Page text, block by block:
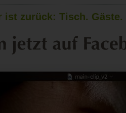
ist zurück: Tisch. Gäste.